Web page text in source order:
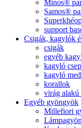
Minos®
Samos®
support
Csigák, kagylók
csigák
egyéb
kagyló
kagyló
korallok
virág
Egyéb gyöngyök
Millefiori